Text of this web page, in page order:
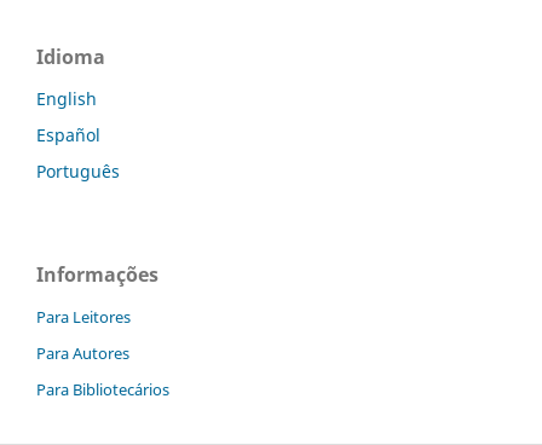
Idioma
English
Español
Português
Informações
Para Leitores
Para Autores
Para Bibliotecários